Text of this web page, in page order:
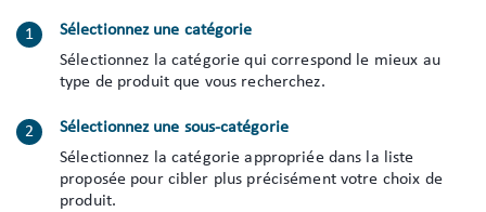
Sélectionnez une catégorie
Sélectionnez la catégorie qui correspond le mieux au
type de produit que vous recherchez.
Sélectionnez une sous-catégorie
Sélectionnez la catégorie appropriée dans la liste
proposée pour cibler plus précisément votre choix de
produit.